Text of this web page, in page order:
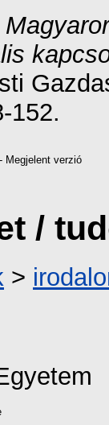
152.
Megjelent verzió
/
>